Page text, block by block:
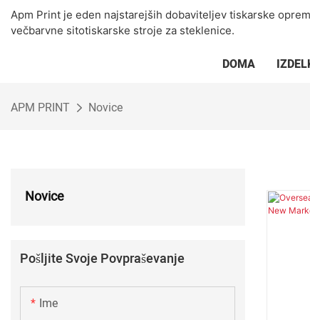
Apm Print je eden najstarejših dobaviteljev tiskarske
večbarvne sitotiskarske stroje za steklenice.
DOMA
APM PRINT Novice
Novice
Pošljite Svoje Povpraševanje
Ime